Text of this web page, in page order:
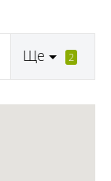
Ще 2